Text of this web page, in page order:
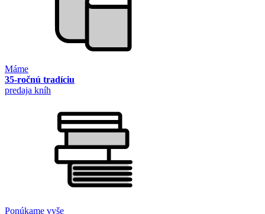
Máme
35-ročnú tradíciu
predaja kníh
Ponúkame vyše